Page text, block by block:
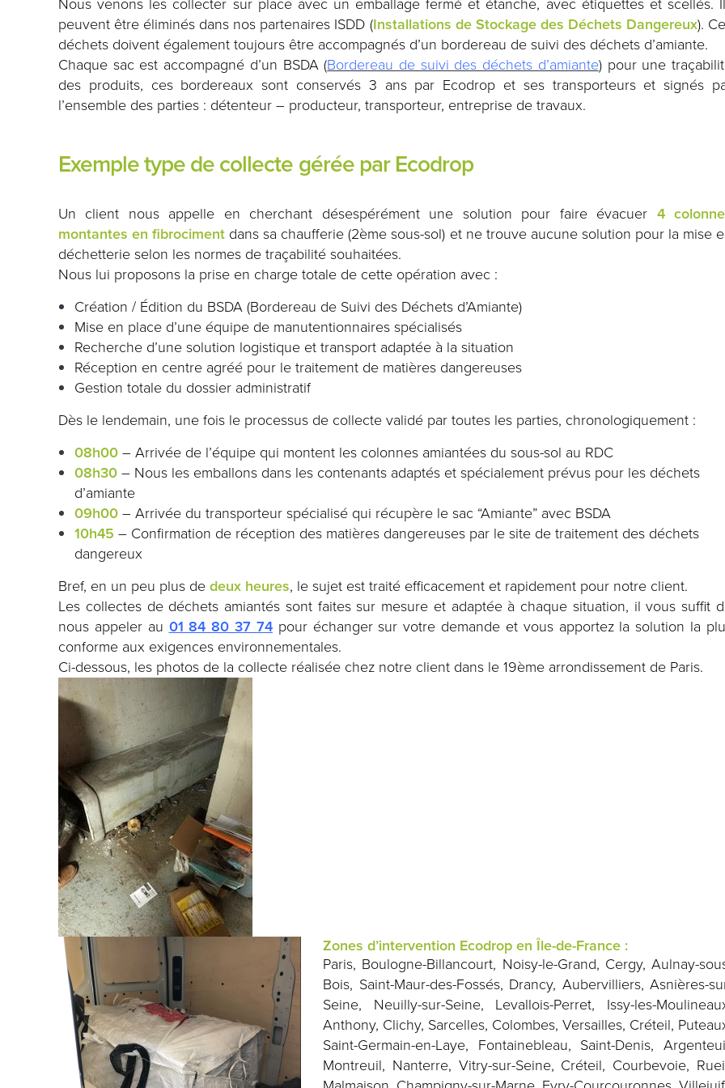
peuvent être éliminés dans nos partenaires ISDD (Installations de Stockage des Déchets Dangereux).
déchets doivent également toujours être accompagnés d’un bordereau de suivi des déchets d’amiante.
Chaque sac est accompagné d’un BSDA (Bordereau de suivi des déchets d’amiante) pour une
des produits, ces bordereaux sont conservés 3 ans par Ecodrop et ses transporteurs et signés
l’ensemble des parties : détenteur – producteur, transporteur, entreprise de travaux.
Exemple type de collecte gérée par Ecodrop
Un client nous appelle en cherchant désespérément une solution pour faire évacuer 4
montantes en fibrociment dans sa chaufferie (2ème sous-sol) et ne trouve aucune solution pour la mise
déchetterie selon les normes de traçabilité souhaitées.
Nous lui proposons la prise en charge totale de cette opération avec :
Création / Édition du BSDA (Bordereau de Suivi des Déchets d’Amiante)
Mise en place d’une équipe de manutentionnaires spécialisés
Recherche d’une solution logistique et transport adaptée à la situation
Réception en centre agréé pour le traitement de matières dangereuses
Gestion totale du dossier administratif
Dès le lendemain, une fois le processus de collecte validé par toutes les parties, chronologiquement :
08h00– Arrivée de l’équipe qui montent les colonnes amiantées du sous-sol au RDC
08h30– Nous les emballons dans les contenants adaptés et spécialement prévus pour les déchets
d’amiante
09h00– Arrivée du transporteur spécialisé qui récupère le sac “Amiante” avec BSDA
10h45 – Confirmation de réception des matières dangereuses par le site de traitement des déchets
dangereux
Bref, en un peu plus dedeux heures, le sujet est traité efficacement et rapidement pour notre client.
Les collectes de déchets amiantés sont faites sur mesure et adaptée à chaque situation, il vous suffit
nous appeler au 01 84 80 37 74 pour échanger sur votre demande et vous apportez la solution la
conforme aux exigences environnementales.
Ci-dessous, les photos de la collecte réalisée chez notre client dans le 19ème arrondissement de Paris.
Zones d’intervention Ecodrop en Île-de-France :
Paris, Boulogne-Billancourt, Noisy-le-Grand, Cergy, Aulnay-
Bois, Saint-Maur-des-Fossés, Drancy, Aubervilliers, Asnières-
Seine, Neuilly-sur-Seine, Levallois-Perret, Issy-les-
Anthony, Clichy, Sarcelles, Colombes, Versailles, Créteil,
Saint-Germain-en-Laye, Fontainebleau, Saint-Denis,
Montreuil, Nanterre, Vitry-sur-Seine, Créteil, Courbevoie,